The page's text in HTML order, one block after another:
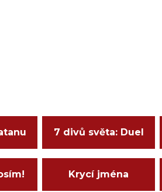
7 divů světa: Duel
Krycí jména